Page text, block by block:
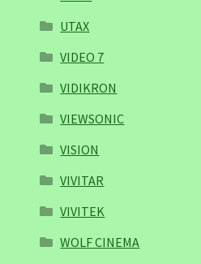
UTAX
VIDEO 7
VIDIKRON
VIEWSONIC
VISION
VIVITAR
VIVITEK
WOLF CINEMA